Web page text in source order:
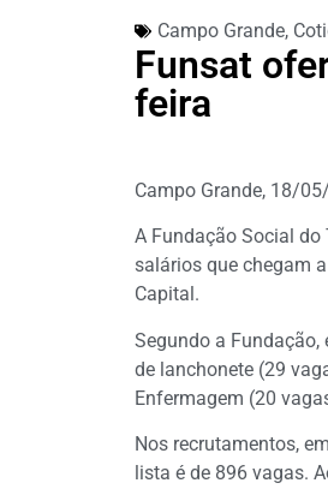
Campo Grande,
Funsat
feira
Campo Grande, 18/
A Fundação Social
salários que chegam
Capital.
Segundo a
de lanchonete (29
Enfermagem (20
Nos recrutamentos,
lista é de 896 vagas.